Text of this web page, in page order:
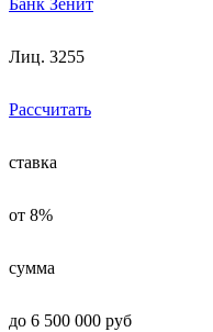
Банк Зенит
Лиц. 3255
Рассчитать
ставка
от 8%
сумма
до 6 500 000 руб